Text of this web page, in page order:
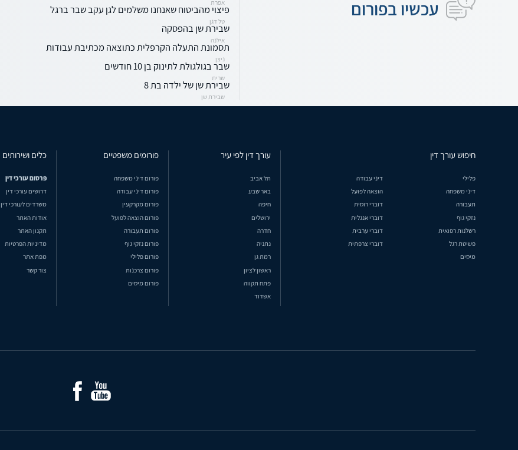
עכשיו בפורום אפרת
פיצוי מהביטוח שאנחנו משלמים לגן עקב שבר ברגל
טל דגן
שבירת שן בהפסקה
אילנה
תסמונת התעלה הקרפלית כתוצאה מכתיבת עבודות
ניצן
שבר בגולגולת לתינוק בן 10 חודשים
שרית
שבירת שן של ילדה בת 8
שבירת שן
חיפוש עורך דין
פלילי
דיני עבודה
דיני משפחה
הוצאה לפועל
תעבורה
דוברי רוסית
נזקי גוף
דוברי אנגלית
רשלנות רפואית
דוברי ערבית
פשיטת רגל
דוברי צרפתית
מיסים
עורך דין לפי עיר
תל אביב
באר שבע
חיפה
ירושלים
חדרה
נתניה
רמת גן
ראשון לציון
פתח תקווה
אשדוד
פורומים משפטיים
פורום דיני משפחה
פורום דיני עבודה
פורום מקרקעין
פורום הוצאה לפועל
פורום תעבורה
פורום נזקי גוף
פורום פלילי
פורום צרכנות
פורום מיסים
כלים ושירותים
פרסום עורכי דין
דרושים עורכי דין
משרדים לעורכי דין
אודות האתר
תקנון האתר
מדיניות הפרטיות
מפת אתר
צור קשר